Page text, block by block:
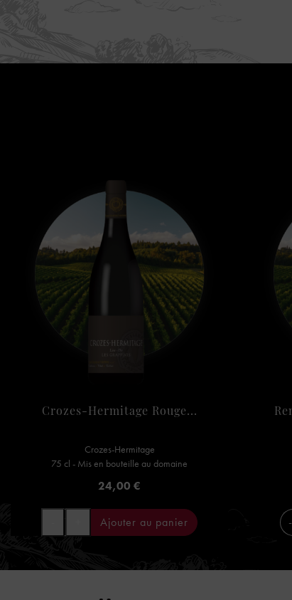
Crozes-Hermitage Rouge...
Crozes-Hermitage
75 cl - Mis en bouteille au domaine
Prix
24,00 €
Ajouter au panier -